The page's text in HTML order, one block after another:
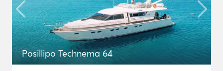
Posillipo Technema 64